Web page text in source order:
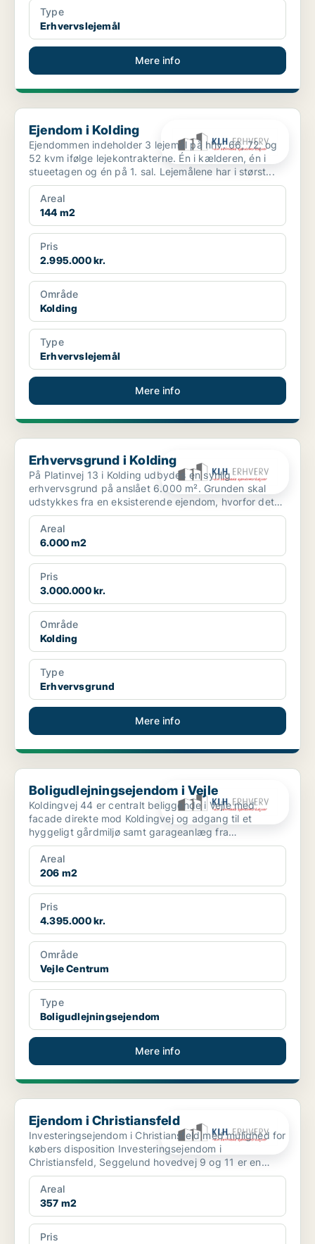
Type
Erhvervslejemål
Mere info
Ejendom i Kolding
Ejendom i Kolding
Ejendommen indeholder 3 lejemål på hhv. 66, 72, og
52 kvm ifølge lejekontrakterne. Én i kælderen, én i
stueetagen og én på 1. sal. Lejemålene har i størst...
Areal
144 m2
Pris
2.995.000 kr.
Område
Kolding
Type
Erhvervslejemål
Mere info
Erhvervsgrund i Kolding
Erhvervsgrund i Kolding
På Platinvej 13 i Kolding udbydes en synlig
erhvervsgrund på anslået 6.000 m². Grunden skal
udstykkes fra en eksisterende ejendom, hvorfor det
endelige grund...
Areal
6.000 m2
Pris
3.000.000 kr.
Område
Kolding
Type
Erhvervsgrund
Mere info
Boligudlejningsejendom i Vejle
Boligudlejningsejendom i Vejle
Koldingvej 44 er centralt beliggende i Vejle med
facade direkte mod Koldingvej og adgang til et
hyggeligt gårdmiljø samt garageanlæg fra
Bleggaardsgade. Ejen...
Areal
206 m2
Pris
4.395.000 kr.
Område
Vejle Centrum
Type
Boligudlejningsejendom
Mere info
Ejendom i Christiansfeld
Ejendom i Christiansfeld
Investeringsejendom i Christiansfeld med mulighed for
købers disposition Investeringsejendom i
Christiansfeld, Seggelund hovedvej 9 og 11 er en
investeri...
Areal
357 m2
Pris